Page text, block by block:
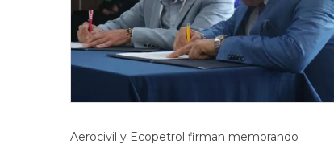
Aerocivil y Ecopetrol firman memorando